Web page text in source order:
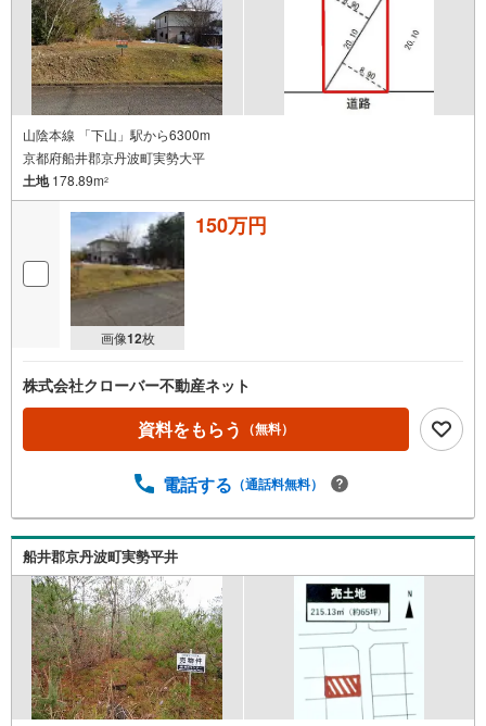
山陰本線 「下山」駅から6300m
京都府船井郡京丹波町実勢大平
土地178.89m2
画像12枚
150万円
株式会社クローバー不動産ネット
資料をもらう （無料）
電話する （通話料無料）
船井郡京丹波町実勢平井